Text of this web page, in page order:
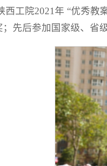
西工院2021年 “优秀教
；先后参加国家级、省